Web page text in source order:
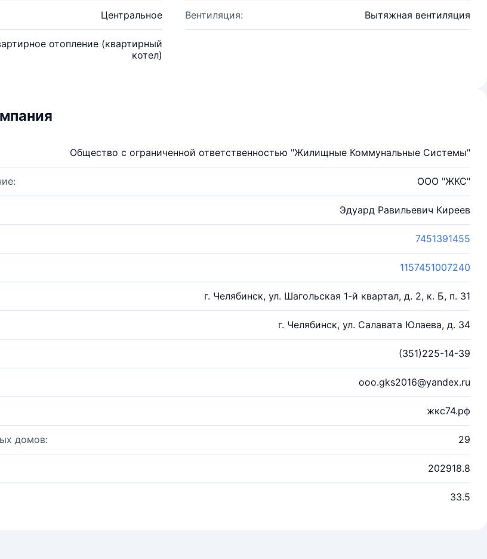
Центральное Вентиляция: Вытяжная вентиляция
отопление (квартирный
котел)
Общество с ограниченной ответственностью "Жилищные Коммунальные Системы"
ООО "ЖКС"
Эдуард Равильевич Киреев
7451391455
1157451007240
г. Челябинск, ул. Шагольская 1-й квартал, д. 2, к. Б, п. 31
г. Челябинск, ул. Салавата Юлаева, д. 34
(351)225-14-39
ooo.gks2016@yandex.ru
жкс74.рф
домов: 29
202918.8
33.5